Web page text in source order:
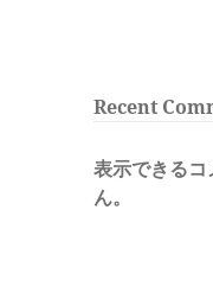
Recent
表示できる
ん。